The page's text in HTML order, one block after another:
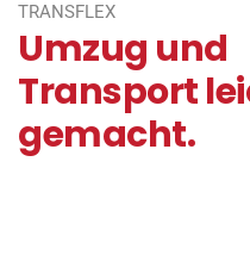
TRANSFLEX
Umzug und
Transport
gemacht.